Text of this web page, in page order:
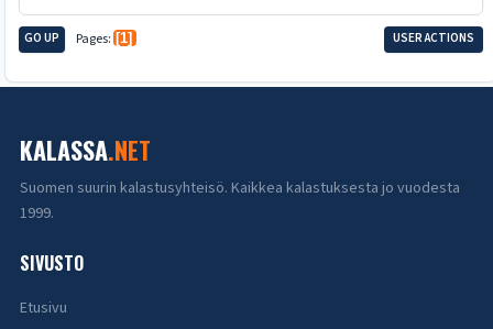
GO UP Pages 1 USER ACTIONS
KALASSA.NET
Suomen suurin kalastusyhteisö. Kaikkea kalastuksesta jo vuodesta
1999.
SIVUSTO
Etusivu